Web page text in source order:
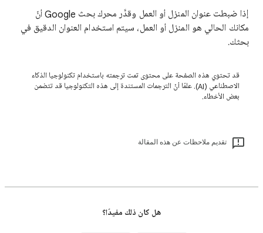
إذا ضبطت عنوان المنزل أو العمل وقدَّر محرك بحث Google أنّ
مكانك الحالي هو المنزل أو العمل، سيتم استخدام العنوان الدقيق في
بحثك.
قد تحتوي هذه الصفحة على محتوى تمت ترجمته باستخدام تكنولوجيا الذكاء
الاصطناعي (AI). علمًا أنّ الترجمات المستندة إلى هذه التكنولوجيا قد تتضمن
بعض الأخطاء.
تقديم ملاحظات عن هذه المقالة
هل كان ذلك مفيدًا؟